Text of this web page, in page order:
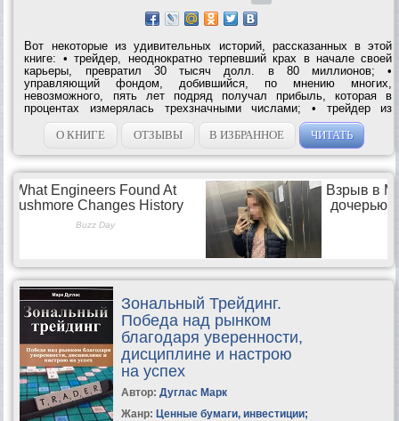
Вот некоторые из удивительных историй, рассказанных в этой
книге: • трейдер, неоднократно терпевший крах в начале своей
карьеры, превратил 30 тысяч долл. в 80 миллионов; •
управляющий фондом, добившийся, по мнению многих,
невозможного, пять лет подряд получал прибыль, которая в
процентах измерялась трехзначными числами; • трейдер из
провинциальной Америки, начав чуть ли не с нуля, стал
крупнейшим в мире торговцем облигациями; •...
О КНИГЕ ОТЗЫВЫ В ИЗБРАННОЕ ЧИТАТЬ
Зональный Трейдинг.
Победа над рынком
благодаря уверенности,
дисциплине и настрою
на успех
Автор: Дуглас Марк
Жанр: Ценные бумаги, инвестиции;